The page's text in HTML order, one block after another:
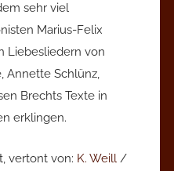
sehr viel
Marius-Felix
Liebesliedern von
Annette Schlünz,
Brechts Texte in
erklingen.
vertont von: K. Weill /